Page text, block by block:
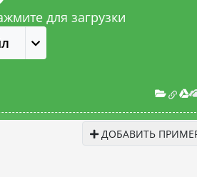
для загрузки
ДОБАВИТЬ